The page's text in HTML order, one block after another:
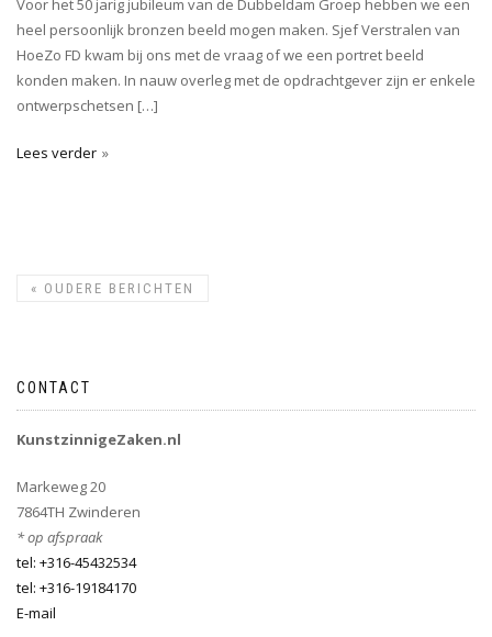
Voor het 50 jarig jubileum van de Dubbeldam Groep hebben we een
heel persoonlijk bronzen beeld mogen maken. Sjef Verstralen van
HoeZo FD kwam bij ons met de vraag of we een portret beeld
konden maken. In nauw overleg met de opdrachtgever zijn er enkele
ontwerpschetsen […]
Lees verder
« OUDERE BERICHTEN
CONTACT
KunstzinnigeZaken.nl
Markeweg 20
7864TH Zwinderen
* op afspraak
tel: +316-45432534
tel: +316-19184170
E-mail